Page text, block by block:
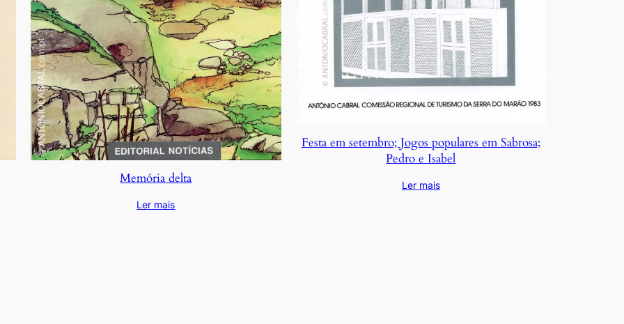
Memória delta
Ler mais
Festa em setembro; Jogos populares em Sabrosa;
Pedro e Isabel
Ler mais